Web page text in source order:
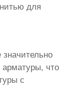
для
что
с